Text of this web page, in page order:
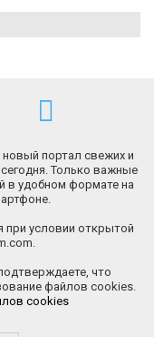
новый портал свежих и
Только важные
в удобном формате на
при условии открытой
что
файлов cookies.
cookies